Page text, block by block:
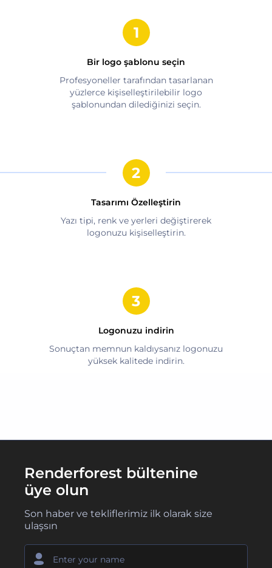
Bir logo şablonu seçin
Profesyoneller tarafından tasarlanan
yüzlerce kişiselleştirilebilir logo
şablonundan dilediğinizi seçin.
Tasarımı Özelleştirin
Yazı tipi, renk ve yerleri değiştirerek
logonuzu kişiselleştirin.
Logonuzu indirin
Sonuçtan memnun kaldıysanız logonuzu
yüksek kalitede indirin.
Renderforest bültenine
üye olun
Son haber ve tekliflerimiz ilk olarak size
ulaşsın